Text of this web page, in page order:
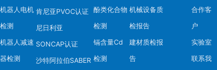
机器人电机
检测
机器人减速
器检测
肯尼亚PVOC认证
尼日利亚
SONCAP认证
沙特阿拉伯SABER
酚类化合物
检测
镉含量Cd
检测
机械设备质
检报告
建材质检报
告
合作客
户
实验室
联系我